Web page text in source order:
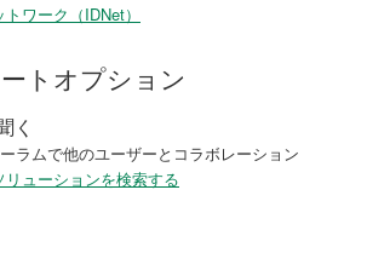
ワーク（IDNet）
トオプション
く
ラムで他のユーザーとコラボレーション
ューションを検索する